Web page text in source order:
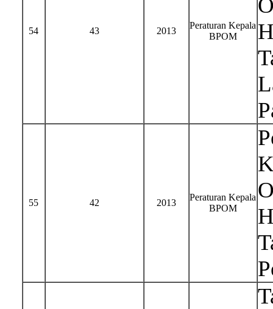
54 43 2013
Peraturan Kepala
BPOM
55 42 2013
Peraturan Kepala
BPOM